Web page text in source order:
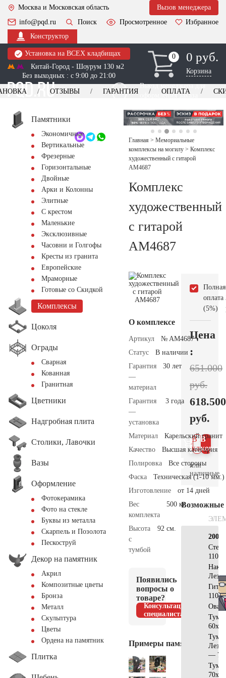
Москва и Московская область
Вызов менеджера
info@pqd.ru
Поиск Просмотренное
Избранное
Конструктор
Установка на ВСЕХ кладбищах
Китай-Город - Шоурум 130 м2
Без выходных : с 9:00 до 21:00
0
0 0 руб.
Корзина
Выезд менеджера для
оформления заказа
+7 (495) 518-44-23
Обратный звонок
ОТЗЫВЫ ГАРАНТИЯ ОПЛАТА
Памятники
Экономичные
Вертикальные
Фрезерные
Горизонтальные
Двойные
Арки и Колонны
Элитные
С крестом
Маленькие
Эксклюзивные
Часовни и Голгофы
Кресты из гранита
Европейские
Мраморные
Готовые со Скидкой
Комплексы
Цоколя
Ограды
Сварная
Кованная
Гранитная
Цветники
Надгробная плита
Столики, Лавочки
Вазы
Оформление
Фотокерамика
Фото на стекле
Буквы из металла
Скарпель и Позолота
Пескоструй
Декор на памятник
Акрил
Композитные цветы
Бронза
Металл
Скульптура
Цветы
Ордена на памятник
Плитка
Главная > Мемориальные
комплексы на могилу > Комплекс
художественный с гитарой
AM4687
Комплекс
художественный
с гитарой
AM4687
О комплексе
Артикул
№ AM4687
Статус
В наличии
Гарантия
—
материал
30 лет
Гарантия
—
установка
3 года
Материал
Карельский гранит
Качество
Высшая категория
Полировка
Все стороны
Фаска
Техническая (1-10 мм.)
Изготовление
от 14 дней
Вес
комплекта
500 кг.
Высота
с
тумбой
92 см.
Появились
вопросы о
товаре?
Консультация
специалиста
Примеры памятников
Полная
оплата
(5%)
Цена
:
651.000
руб.
618.500
руб.
В
В 1
клик
или
наличные.
Возможные
Овал
—